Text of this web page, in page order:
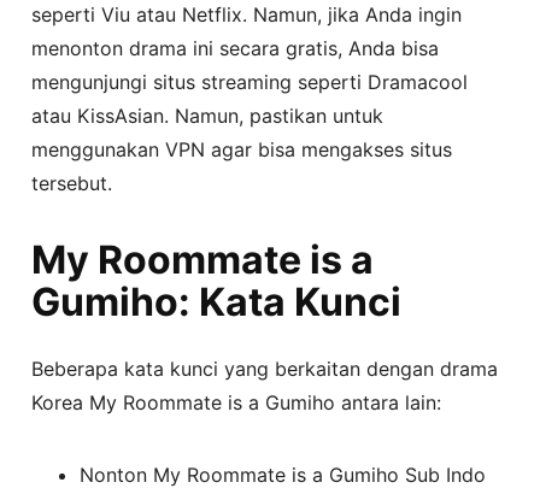
seperti Viu atau Netflix. Namun, jika Anda ingin
menonton drama ini secara gratis, Anda bisa
mengunjungi situs streaming seperti Dramacool
atau KissAsian. Namun, pastikan untuk
menggunakan VPN agar bisa mengakses situs
tersebut.
My Roommate is a
Gumiho: Kata Kunci
Beberapa kata kunci yang berkaitan dengan drama
Korea My Roommate is a Gumiho antara lain:
Nonton My Roommate is a Gumiho Sub Indo